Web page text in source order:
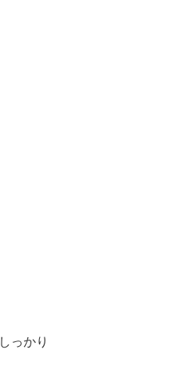
しっかり